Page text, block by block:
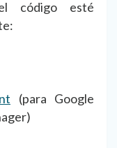
código esté
t (para Google